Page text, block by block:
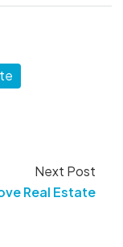
Next Post
Real Estate